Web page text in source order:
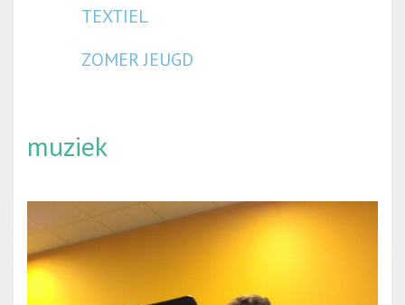
TEXTIEL
ZOMER JEUGD
muziek